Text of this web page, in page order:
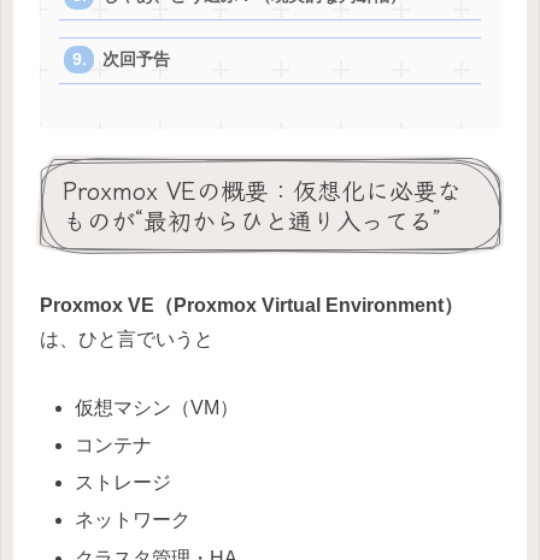
次回予告
Proxmox VEの概要：仮想化に必要な
ものが“最初からひと通り入ってる”
Proxmox VE（Proxmox Virtual Environment）
は、ひと言でいうと
仮想マシン（VM）
コンテナ
ストレージ
ネットワーク